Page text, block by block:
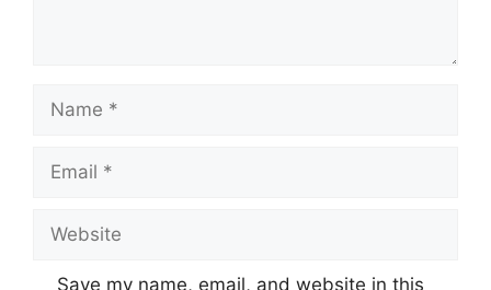
Save my name, email, and website in this